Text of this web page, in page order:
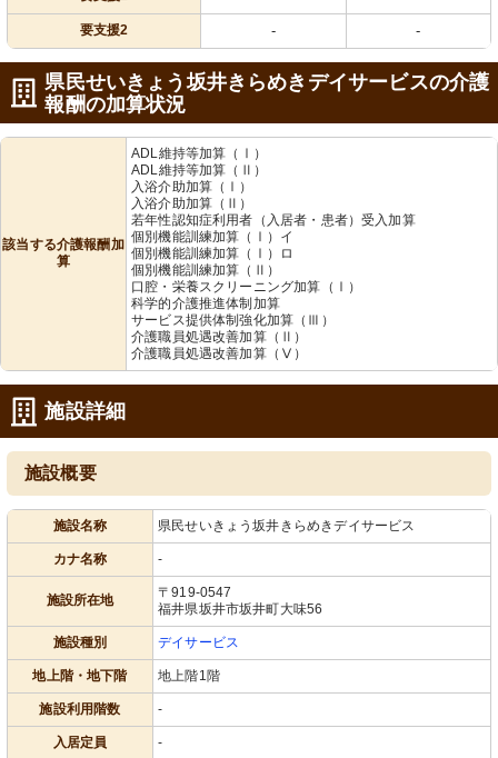
要支援2 - -
県民せいきょう坂井きらめきデイサービスの介護
報酬の加算状況
該当する介護報酬加
算
ADL維持等加算（Ⅰ）
ADL維持等加算（Ⅱ）
入浴介助加算（Ⅰ）
入浴介助加算（Ⅱ）
若年性認知症利用者（入居者・患者）受入加算
個別機能訓練加算（Ⅰ）イ
個別機能訓練加算（Ⅰ）ロ
個別機能訓練加算（Ⅱ）
口腔・栄養スクリーニング加算（Ⅰ）
科学的介護推進体制加算
サービス提供体制強化加算（Ⅲ）
介護職員処遇改善加算（Ⅱ）
介護職員処遇改善加算（Ⅴ）
施設詳細
施設概要
施設名称 県民せいきょう坂井きらめきデイサービス
カナ名称 -
施設所在地
〒919-0547
福井県坂井市坂井町大味56
施設種別 デイサービス
地上階・地下階 地上階1階
施設利用階数 -
入居定員 -